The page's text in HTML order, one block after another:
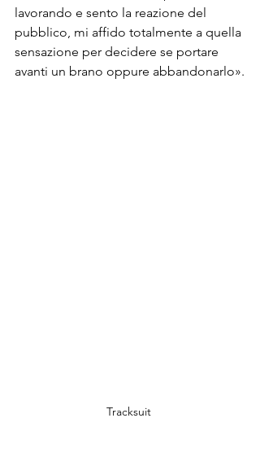
lavorando e sento la reazione del
pubblico, mi affido totalmente a quella
sensazione per decidere se portare
avanti un brano oppure abbandonarlo».
Tracksuit